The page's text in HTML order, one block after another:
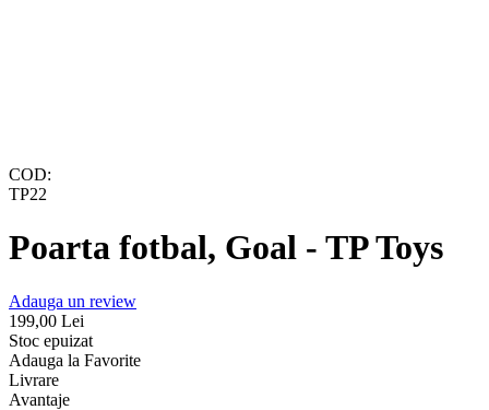
COD:
TP22
Poarta fotbal, Goal - TP Toys
Adauga un review
199,00 Lei
Stoc epuizat
Adauga la Favorite
Livrare
Avantaje